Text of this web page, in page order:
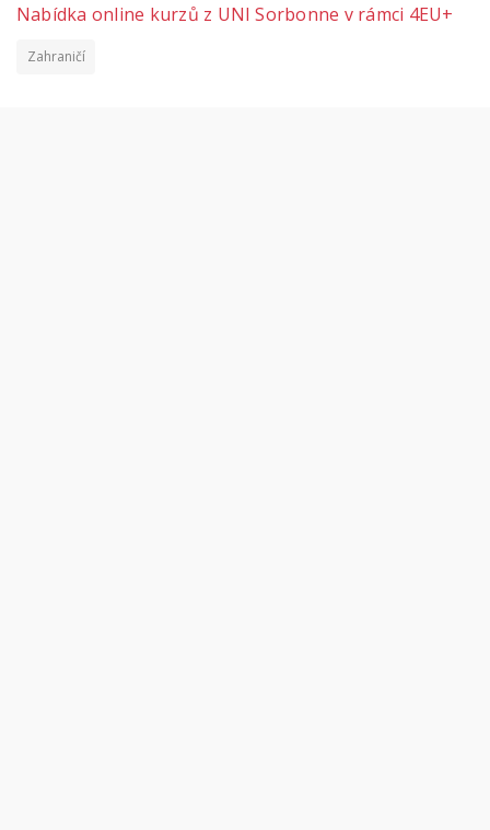
Nabídka online kurzů z UNI Sorbonne v rámci 4EU+
Zahraničí